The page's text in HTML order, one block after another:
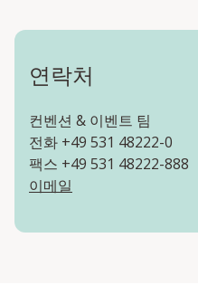
연락처
컨벤션 & 이벤트 팀
전화 +49 531 48222-0
팩스 +49 531 48222-888
이메일